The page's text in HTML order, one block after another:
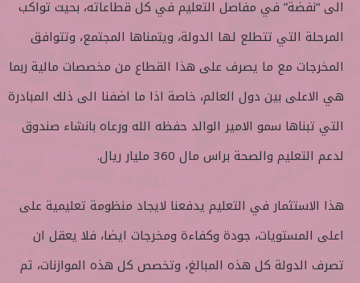
الى “نفضة” في مفاصل التعليم في كل قطاعاته، بحيث تواكب
المرحلة التي تتطلع لها الدولة، ويتمناها المجتمع، وتتوافق
المخرجات مع ما يصرف على هذا القطاع من مخصصات مالية ربما
هي الاعلى بين دول العالم، خاصة اذا ما اضفنا الى ذلك المبادرة
التي تبناها سمو الامير الوالد حفظه الله ورعاه بانشاء صندوق
لدعم التعليم والصحة براس مال 360 مليار ريال.
هذا الاستثمار في التعليم يدفعنا لايجاد منظومة تعليمية على
اعلى المستويات، جودة وكفاءة ومخرجات ايضا، فلا يعقل ان
تصرف الدولة كل هذه المبالغ، وتخصص كل هذه الموازنات، ثم